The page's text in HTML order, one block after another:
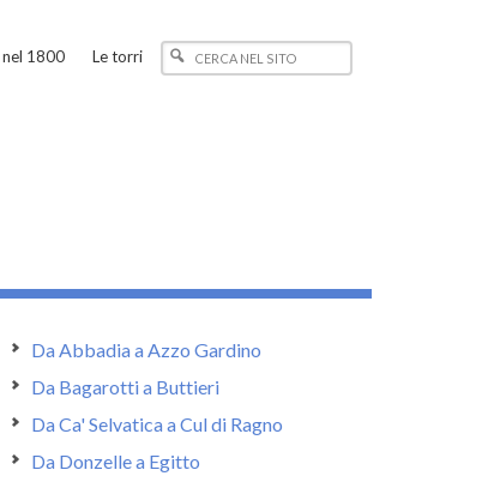
1800 Le torri
Da Abbadia a Azzo Gardino
Da Bagarotti a Buttieri
Da Ca' Selvatica a Cul di Ragno
Da Donzelle a Egitto